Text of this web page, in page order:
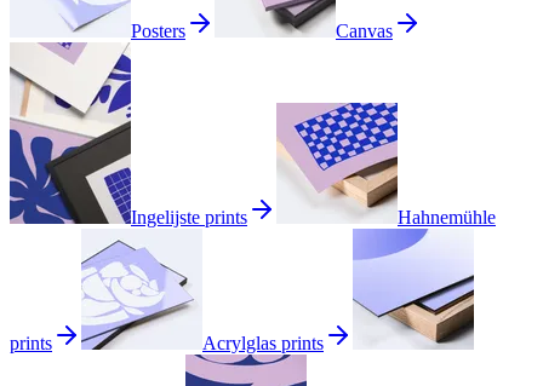
Posters Canvas
Ingelijste prints Hahnemühle
prints Acrylglas prints